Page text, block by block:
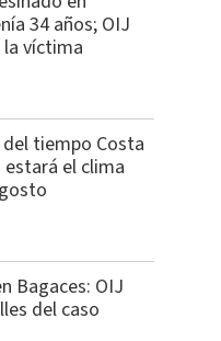
34 años; OIJ
víctima
tiempo Costa
estará el clima
Bagaces: OIJ
del caso